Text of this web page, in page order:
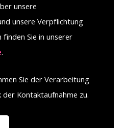
unsere
unsere Verpflichtung
Sie in unserer
.
Sie der Verarbeitung
Kontaktaufnahme zu.